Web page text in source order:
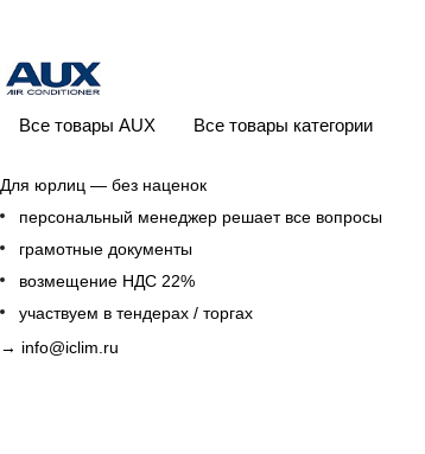
Все товары AUX Все товары категории
Для юрлиц — без наценок
персональный менеджер решает все вопросы
грамотные документы
возмещение НДС 22%
участвуем в тендерах / торгах
→ info@iclim.ru